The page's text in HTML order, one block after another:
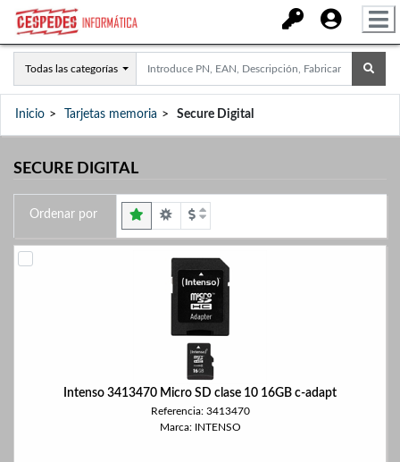
Todas las categorías
Inicio Tarjetas memoria Secure Digital
SECURE DIGITAL
Ordenar por
Intenso 3413470 Micro SD clase 10 16GB c-adapt
Referencia: 3413470
Marca: INTENSO